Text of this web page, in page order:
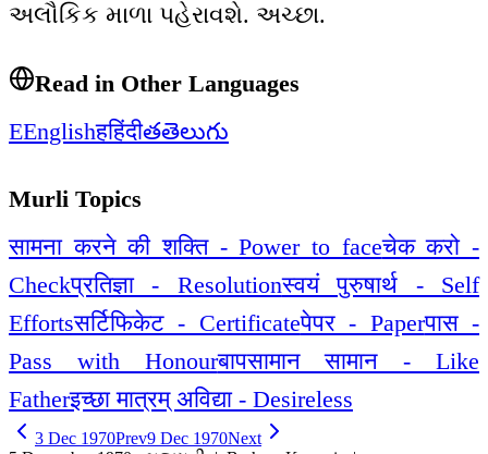
અલૌકિક માળા પહેરાવશે. અચ્છા.
Read in Other Languages
EEnglishहहिंदीతతెలుగు
Murli Topics
सामना करने की शक्ति - Power to faceचेक करो -
Checkप्रतिज्ञा - Resolutionस्वयं पुरुषार्थ - Self
Effortsसर्टिफिकेट - Certificateपेपर - Paperपास -
Pass with Honourबापसामान सामान - Like
Fatherइच्छा मात्रम् अविद्या - Desireless
3 Dec 1970Prev9 Dec 1970Next